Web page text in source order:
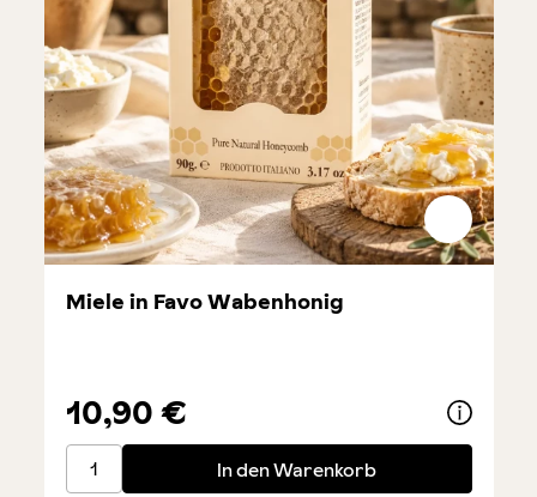
Miele in Favo Wabenhonig
10,90 €
Miele in Favo WabenhonigIn den Warenkorb